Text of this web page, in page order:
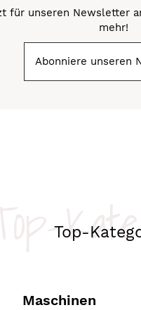
für unseren Newsletter
mehr!
Abonniere unseren
Top-
Top-
Maschinen